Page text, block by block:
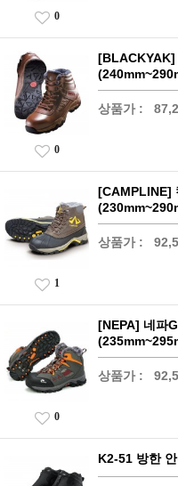
0
[BLACKYAK]
상품가 :
0
[CAMPLINE]
상품가 :
1
[NEPA] 네파
상품가 :
0
K2-51 방한